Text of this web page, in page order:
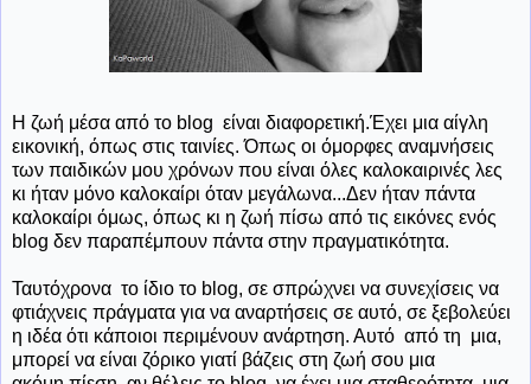
Η ζωή μέσα από το blog είναι διαφορετική.Έχει μια αίγλη
εικονική, όπως στις ταινίες. Όπως οι όμορφες αναμνήσεις
των παιδικών μου χρόνων που είναι όλες καλοκαιρινές λες
κι ήταν μόνο καλοκαίρι όταν μεγάλωνα...Δεν ήταν πάντα
καλοκαίρι όμως, όπως κι η ζωή πίσω από τις εικόνες ενός
blog δεν παραπέμπουν πάντα στην πραγματικότητα.
Ταυτόχρονα το ίδιο το blog, σε σπρώχνει να συνεχίσεις να
φτιάχνεις πράγματα για να αναρτήσεις σε αυτό, σε ξεβολεύει
η ιδέα ότι κάποιοι περιμένουν ανάρτηση. Αυτό από τη μια,
μπορεί να είναι ζόρικο γιατί βάζεις στη ζωή σου μια